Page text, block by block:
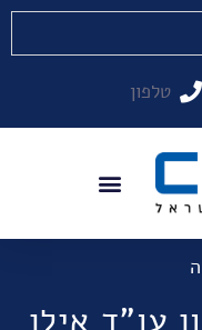
טלפון
עו"ד אילן